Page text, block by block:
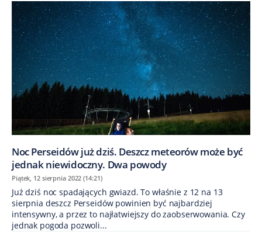
Noc Perseidów już dziś. Deszcz meteorów może być
jednak niewidoczny. Dwa powody
Piątek, 12 sierpnia 2022 (14:21)
Już dziś noc spadających gwiazd. To właśnie z 12 na 13
sierpnia deszcz Perseidów powinien być najbardziej
intensywny, a przez to najłatwiejszy do zaobserwowania. Czy
jednak pogoda pozwoli...